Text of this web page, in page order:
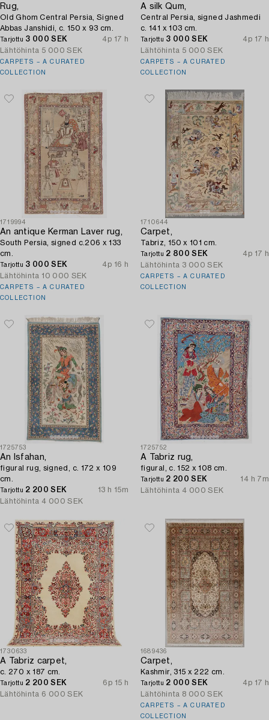
Rug,
Old Ghom Central Persia, Signed
Abbas Janshidi, c. 150 x 93 cm.
Tarjottu 3 000 SEK
4p 17 h
Lähtöhinta 5 000 SEK
CARPETS – A CURATED
COLLECTION
A silk Qum,
Central Persia, signed Jashmedi
c. 141 x 103 cm.
Tarjottu 3 000 SEK
4p 17 h
Lähtöhinta 5 000 SEK
CARPETS – A CURATED
COLLECTION
1719994
An antique Kerman Laver rug,
South Persia, signed c.206 x 133
cm.
Tarjottu 3 000 SEK
4p 16 h
Lähtöhinta 10 000 SEK
CARPETS – A CURATED
COLLECTION
1710644
Carpet,
Tabriz, 150 x 101 cm.
Tarjottu 2 800 SEK
4p 17 h
Lähtöhinta 3 000 SEK
CARPETS – A CURATED
COLLECTION
1725753
An Isfahan,
figural rug, signed, c. 172 x 109
cm.
Tarjottu 2 200 SEK
13 h 15m
Lähtöhinta 4 000 SEK
1725752
A Tabriz rug,
figural, c. 152 x 108 cm.
Tarjottu 2 200 SEK
14 h 7m
Lähtöhinta 4 000 SEK
1730633
A Tabriz carpet,
c. 270 x 187 cm.
Tarjottu 2 200 SEK
6p 15 h
Lähtöhinta 6 000 SEK
1689436
Carpet,
Kashmir, 315 x 222 cm.
Tarjottu 2 000 SEK
4p 17 h
Lähtöhinta 8 000 SEK
CARPETS – A CURATED
COLLECTION